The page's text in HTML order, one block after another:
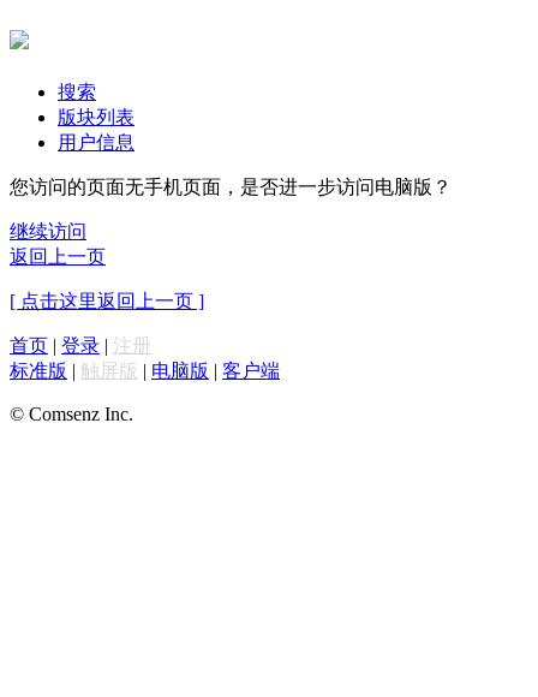
搜索
版块列表
用户信息
您访问的页面无手机页面，是否进一步访问电脑版？
继续访问
返回上一页
[ 点击这里返回上一页 ]
首页 | 登录 | 注册
标准版 | 触屏版 | 电脑版 | 客户端
© Comsenz Inc.